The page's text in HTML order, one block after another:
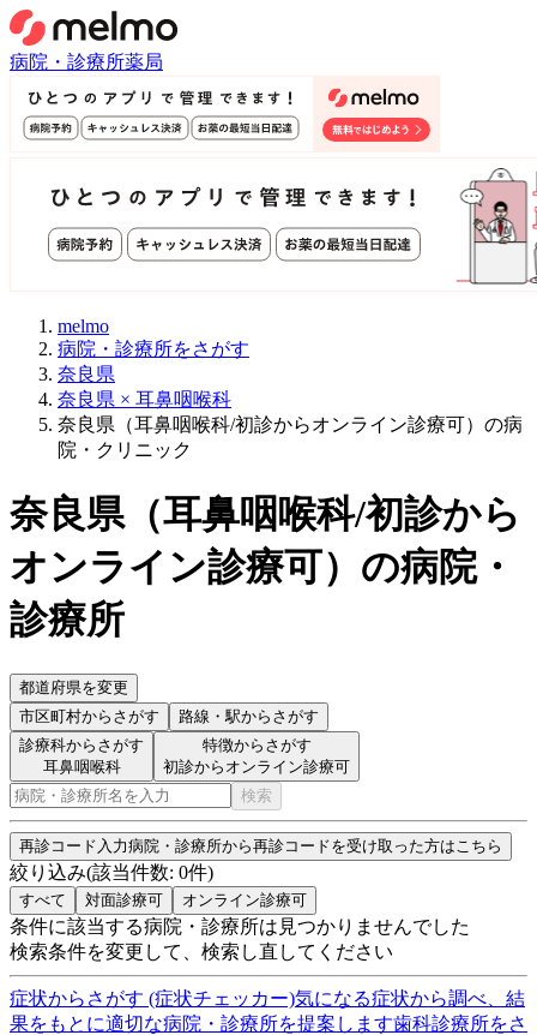
病院・診療所薬局
melmo
病院・診療所をさがす
奈良県
奈良県 × 耳鼻咽喉科
奈良県（耳鼻咽喉科/初診からオンライン診療可）の病
院・クリニック
奈良県（耳鼻咽喉科/初診から
オンライン診療可） の病院・
診療所
都道府県を変更
市区町村からさがす 路線・駅からさがす
診療科からさがす
耳鼻咽喉科
特徴からさがす
初診からオンライン診療可
検索
再診コード入力病院・診療所から再診コードを受け取った方はこちら
絞り込み(該当件数: 0件)
すべて 対面診療可 オンライン診療可
条件に該当する病院・診療所は見つかりませんでした
検索条件を変更して、検索し直してください
症状からさがす (症状チェッカー)気になる症状から調べ、結
果をもとに適切な病院・診療所を提案します歯科診療所をさ